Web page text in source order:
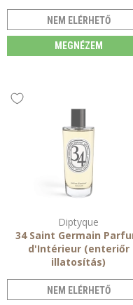
NEM ELÉRHETŐ
MEGNÉZEM
Diptyque
34 Saint Germain
d'Intérieur (enteriőr
illatosítás)
NEM ELÉRHETŐ